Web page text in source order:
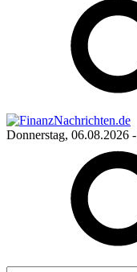
Donnerstag, 06.08.2026